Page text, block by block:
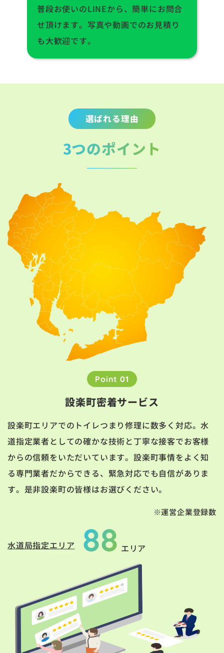
普段お使いのLINEから、簡単にお問合
せ頂けます。写真や動画でのお見積り
も大歓迎です。
選ばれる理由
3つのポイント
Point 01
設楽町密着サービス
設楽町エリアでのトイレつまり修理に数多く対応。水
道指定業者としての確かな技術と丁寧な接客でお客様
からの信頼をいただいています。設楽町事情をよく知
る専門業者だからできる、緊急対応でも自信がありま
す。是非設楽町の皆様はお選びください。
※運営企業登録数
水道局指定エリア 88 エリア